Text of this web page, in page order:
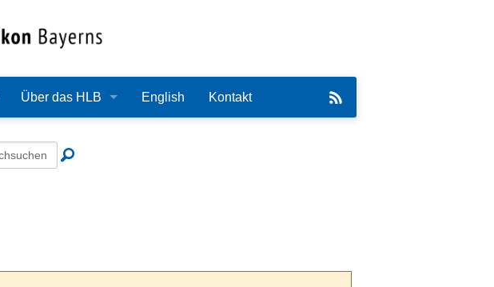
Über das HLB
Redaktion
English Kontakt